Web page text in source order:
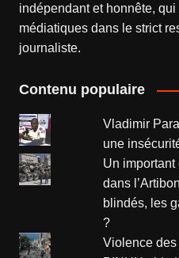
indépendant et honnête,
médiatiques dans le strict
journaliste.
Contenu populaire
Vladimir
une
Un
dans
blindés, les
?
Violence